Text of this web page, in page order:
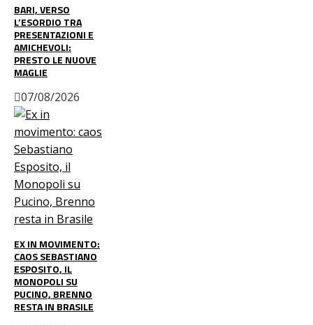
BARI, VERSO
L’ESORDIO TRA
PRESENTAZIONI E
AMICHEVOLI:
PRESTO LE NUOVE
MAGLIE
07/08/2026
EX IN MOVIMENTO:
CAOS SEBASTIANO
ESPOSITO, IL
MONOPOLI SU
PUCINO, BRENNO
RESTA IN BRASILE